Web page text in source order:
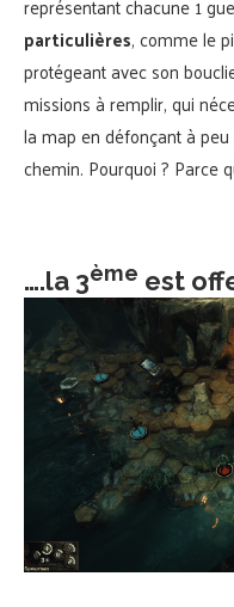
particulières, comme le
protégeant avec son
missions à remplir, qui
la map en défonçant à
chemin. Pourquoi ? Parce
….la 3ème est